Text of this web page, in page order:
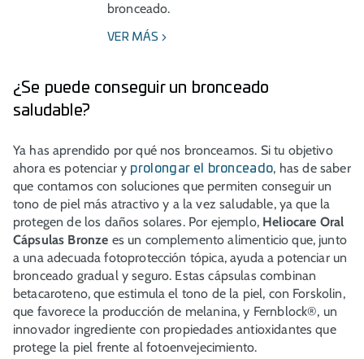
¿Se puede conseguir un bronceado
saludable?
Ya has aprendido por qué nos bronceamos. Si tu objetivo
ahora es potenciar y prolongar el bronceado, has de saber
que contamos con soluciones que permiten conseguir un
tono de piel más atractivo y a la vez saludable, ya que la
protegen de los daños solares. Por ejemplo, Heliocare Oral
Cápsulas Bronze es un complemento alimenticio que, junto
a una adecuada fotoprotección tópica, ayuda a potenciar un
bronceado gradual y seguro. Estas cápsulas combinan
betacaroteno, que estimula el tono de la piel, con Forskolin,
que favorece la producción de melanina, y Fernblock®, un
innovador ingrediente con propiedades antioxidantes que
protege la piel frente al fotoenvejecimiento.
bronceado.
VER MÁS